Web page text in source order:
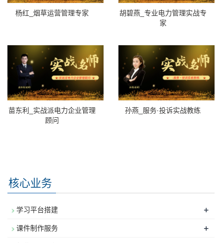
杨红_烟草运营管理专家
胡碧燕_专业电力管理实战专
家
苗东利_实战派电力企业管理
顾问
孙燕_服务·投诉实战教练
核心业务
学习平台搭建 +
课件制作服务 +